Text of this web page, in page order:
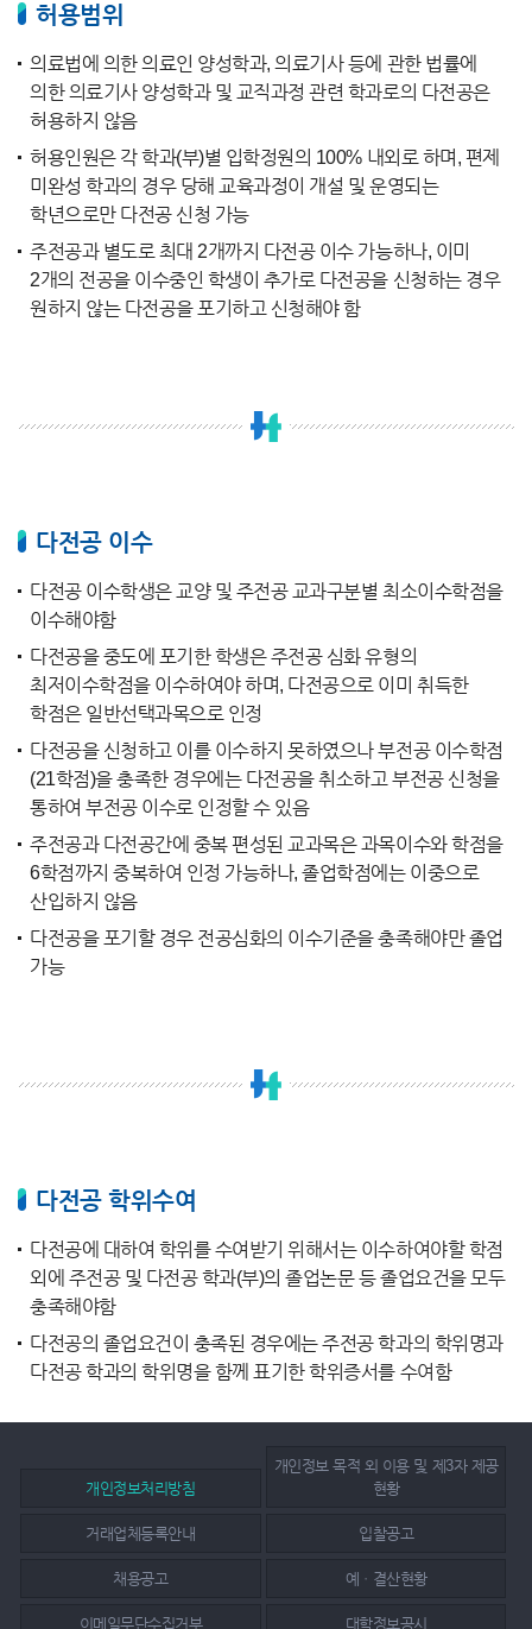
허용범위
의료법에 의한 의료인 양성학과, 의료기사 등에 관한 법률에
의한 의료기사 양성학과 및 교직과정 관련 학과로의 다전공은
허용하지 않음
허용인원은 각 학과(부)별 입학정원의 100% 내외로 하며, 편제
미완성 학과의 경우 당해 교육과정이 개설 및 운영되는
학년으로만 다전공 신청 가능
주전공과 별도로 최대 2개까지 다전공 이수 가능하나, 이미
2개의 전공을 이수중인 학생이 추가로 다전공을 신청하는 경우
원하지 않는 다전공을 포기하고 신청해야 함
다전공 이수
다전공 이수학생은 교양 및 주전공 교과구분별 최소이수학점을
이수해야함
다전공을 중도에 포기한 학생은 주전공 심화 유형의
최저이수학점을 이수하여야 하며, 다전공으로 이미 취득한
학점은 일반선택과목으로 인정
다전공을 신청하고 이를 이수하지 못하였으나 부전공 이수학점
(21학점)을 충족한 경우에는 다전공을 취소하고 부전공 신청을
통하여 부전공 이수로 인정할 수 있음
주전공과 다전공간에 중복 편성된 교과목은 과목이수와 학점을
6학점까지 중복하여 인정 가능하나, 졸업학점에는 이중으로
산입하지 않음
다전공을 포기할 경우 전공심화의 이수기준을 충족해야만 졸업
가능
다전공 학위수여
다전공에 대하여 학위를 수여받기 위해서는 이수하여야할 학점
외에 주전공 및 다전공 학과(부)의 졸업논문 등 졸업요건을 모두
충족해야함
다전공의 졸업요건이 충족된 경우에는 주전공 학과의 학위명과
다전공 학과의 학위명을 함께 표기한 학위증서를 수여함
개인정보처리방침
개인정보 목적 외 이용 및 제3자 제공
현황
거래업체등록안내 입찰공고
채용공고 예ㆍ결산현황
이메일무단수집거부 대학정보공시